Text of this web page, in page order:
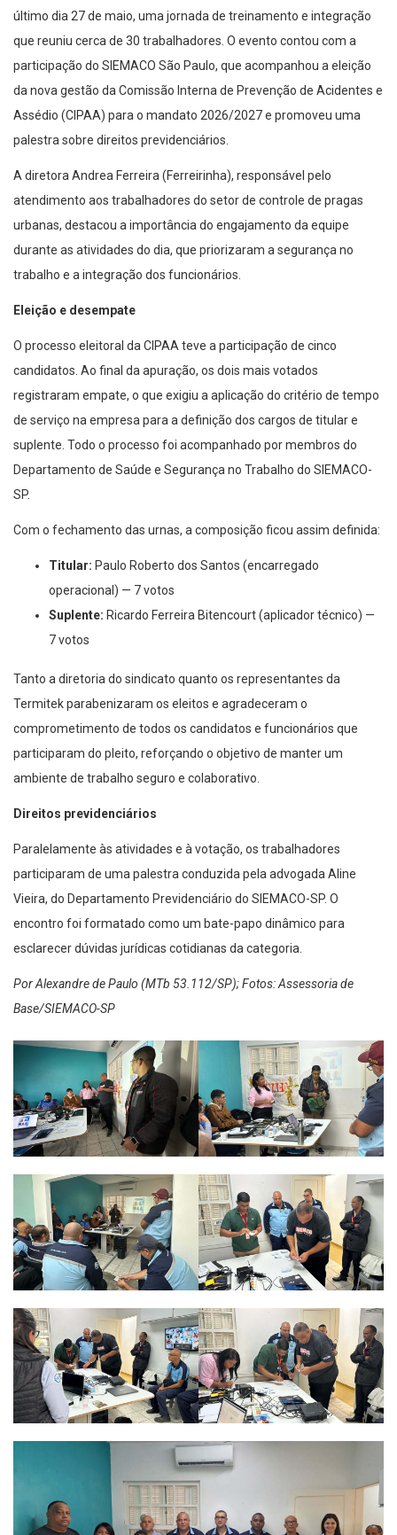
último dia 27 de maio, uma jornada de treinamento e integração
que reuniu cerca de 30 trabalhadores. O evento contou com a
participação do SIEMACO São Paulo, que acompanhou a eleição
da nova gestão da Comissão Interna de Prevenção de Acidentes e
Assédio (CIPAA) para o mandato 2026/2027 e promoveu uma
palestra sobre direitos previdenciários.
A diretora Andrea Ferreira (Ferreirinha), responsável pelo
atendimento aos trabalhadores do setor de controle de pragas
urbanas, destacou a importância do engajamento da equipe
durante as atividades do dia, que priorizaram a segurança no
trabalho e a integração dos funcionários.
Eleição e desempate
O processo eleitoral da CIPAA teve a participação de cinco
candidatos. Ao final da apuração, os dois mais votados
registraram empate, o que exigiu a aplicação do critério de tempo
de serviço na empresa para a definição dos cargos de titular e
suplente. Todo o processo foi acompanhado por membros do
Departamento de Saúde e Segurança no Trabalho do SIEMACO-
SP.
Com o fechamento das urnas, a composição ficou assim definida:
Titular: Paulo Roberto dos Santos (encarregado
operacional) — 7 votos
Suplente: Ricardo Ferreira Bitencourt (aplicador técnico) —
7 votos
Tanto a diretoria do sindicato quanto os representantes da
Termitek parabenizaram os eleitos e agradeceram o
comprometimento de todos os candidatos e funcionários que
participaram do pleito, reforçando o objetivo de manter um
ambiente de trabalho seguro e colaborativo.
Direitos previdenciários
Paralelamente às atividades e à votação, os trabalhadores
participaram de uma palestra conduzida pela advogada Aline
Vieira, do Departamento Previdenciário do SIEMACO-SP. O
encontro foi formatado como um bate-papo dinâmico para
esclarecer dúvidas jurídicas cotidianas da categoria.
Por Alexandre de Paulo (MTb 53.112/SP); Fotos: Assessoria de
Base/SIEMACO-SP